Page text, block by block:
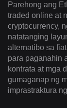
Parehong ang
traded online at
cryptocurrency,
natatanging
alternatibo sa
para paganahin
kontrata at mga
gumaganap ng
imprastraktura